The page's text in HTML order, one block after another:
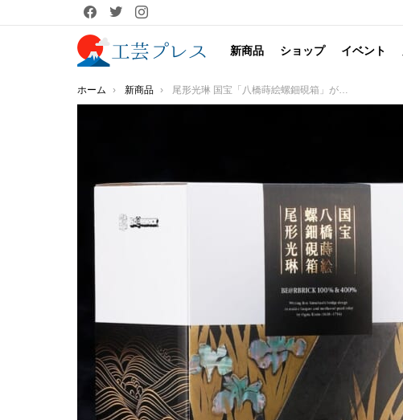
facebooktwitterinstagram
新商品 ショップ イベント
You are here:
ホーム 新商品 尾形光琳 国宝「八橋蒔絵螺鈿硯箱」がBE@RBRICKに！